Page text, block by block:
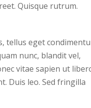
Quisque rutrum.
tellus eget
nunc, blandit vel,
vitae sapien ut
Duis leo. Sed fringilla